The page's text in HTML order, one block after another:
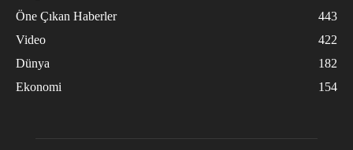
Öne Çıkan Haberler
443
Video
422
Dünya
182
Ekonomi
154